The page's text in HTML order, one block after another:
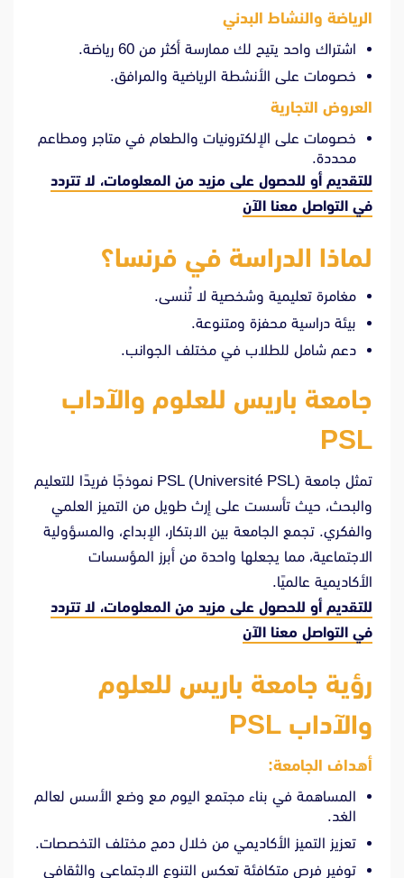
الرياضة والنشاط البدني
اشتراك واحد يتيح لك ممارسة أكثر من 60 رياضة.
خصومات على الأنشطة الرياضية والمرافق.
العروض التجارية
خصومات على الإلكترونيات والطعام في متاجر ومطاعم
محددة.
للتقديم أو للحصول على مزيد من المعلومات، لا تتردد
في التواصل معنا الآن
لماذا الدراسة في فرنسا؟
مغامرة تعليمية وشخصية لا تُنسى.
بيئة دراسية محفزة ومتنوعة.
دعم شامل للطلاب في مختلف الجوانب.
جامعة باريس للعلوم والآداب
PSL
تمثل جامعة PSL (Université PSL) نموذجًا فريدًا للتعليم
والبحث، حيث تأسست على إرث طويل من التميز العلمي
والفكري. تجمع الجامعة بين الابتكار، الإبداع، والمسؤولية
الاجتماعية، مما يجعلها واحدة من أبرز المؤسسات
الأكاديمية عالميًا.
للتقديم أو للحصول على مزيد من المعلومات، لا تتردد
في التواصل معنا الآن
رؤية جامعة باريس للعلوم
والآداب PSL
أهداف الجامعة:
المساهمة في بناء مجتمع اليوم مع وضع الأسس لعالم
الغد.
تعزيز التميز الأكاديمي من خلال دمج مختلف التخصصات.
توفير فرص متكافئة تعكس التنوع الاجتماعي والثقافي